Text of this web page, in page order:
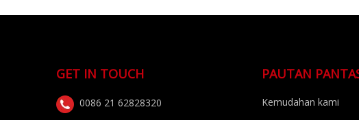
GET IN TOUCH
0086 21 62828320
PAUTAN
Kemudahan kami